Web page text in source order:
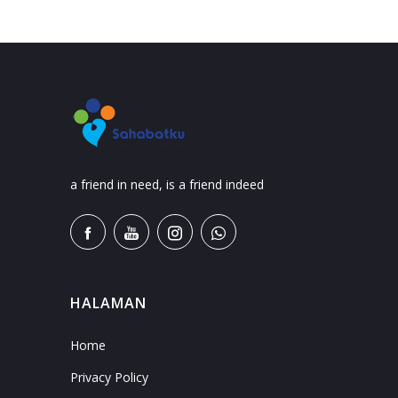
a friend in need, is a friend indeed
HALAMAN
Home
Privacy Policy